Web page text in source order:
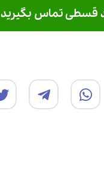
قسطی تماس بگیرید